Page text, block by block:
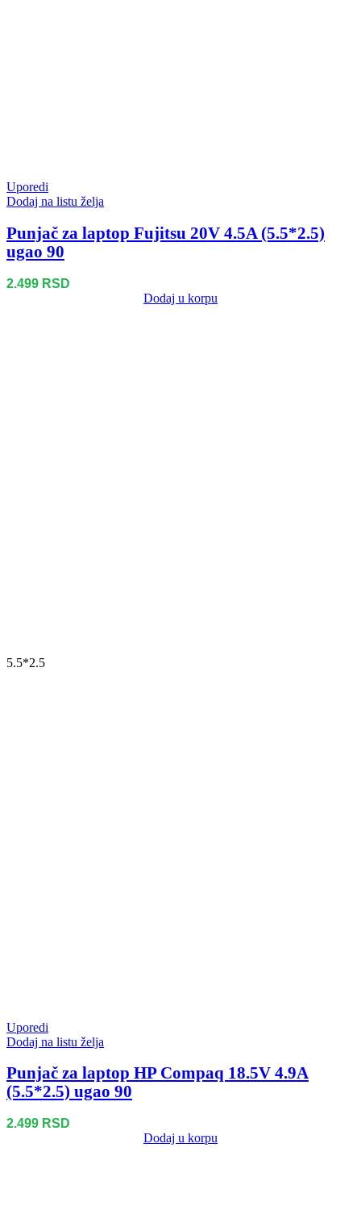
Uporedi
Dodaj na listu želja
Punjač za laptop Fujitsu 20V 4.5A (5.5*2.5)
ugao 90
2.499 RSD
Dodaj u korpu
5.5*2.5
Uporedi
Dodaj na listu želja
Punjač za laptop HP Compaq 18.5V 4.9A
(5.5*2.5) ugao 90
2.499 RSD
Dodaj u korpu